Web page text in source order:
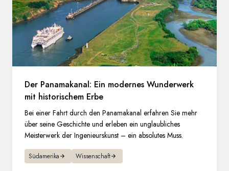
Der Panamakanal: Ein modernes Wunderwerk
mit historischem Erbe
Bei einer Fahrt durch den Panamakanal erfahren Sie mehr
über seine Geschichte und erleben ein unglaubliches
Meisterwerk der Ingenieurskunst – ein absolutes Muss.
Südamerika Wissenschaft